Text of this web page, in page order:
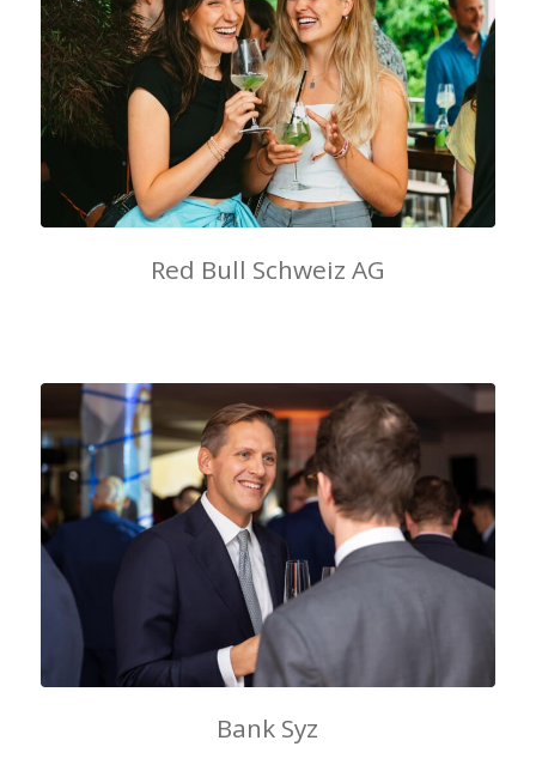
Red Bull Schweiz AG
Bank Syz